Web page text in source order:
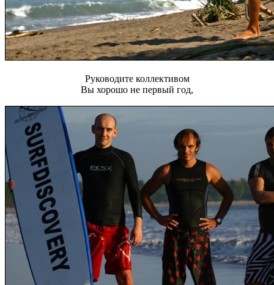
Руководите коллективом
Вы хорошо не первый год,